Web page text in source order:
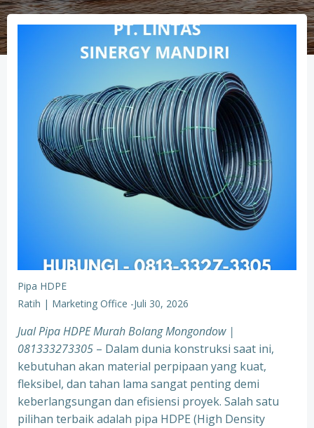
Pipa HDPE
Ratih | Marketing Office -Juli 30, 2026
Jual Pipa HDPE Murah Bolang Mongondow |
081333273305 – Dalam dunia konstruksi saat ini,
kebutuhan akan material perpipaan yang kuat,
fleksibel, dan tahan lama sangat penting demi
keberlangsungan dan efisiensi proyek. Salah satu
pilihan terbaik adalah pipa HDPE (High Density